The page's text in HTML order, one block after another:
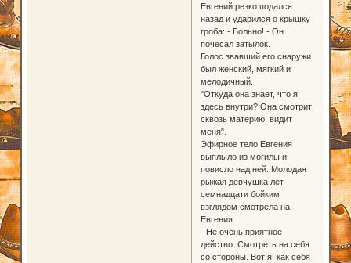
Евгений резко подался
назад и ударился о крышку
гроба: - Больно! - Он
почесал затылок.
Голос звавший его снаружи
был женский, мягкий и
мелодичный.
"Откуда она знает, что я
здесь внутри? Она смотрит
сквозь материю, видит
меня".
Эфирное тело Евгения
выплыло из могилы и
повисло над ней. Молодая
рыжая девчушка лет
семнадцати бойким
взглядом смотрела на
Евгения.
- Не очень приятное
действо. Смотреть на себя
со стороны. Вот я, как себя